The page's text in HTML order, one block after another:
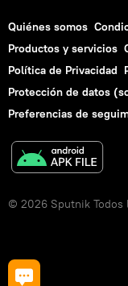
Quiénes somos
Productos y servicios
Política de Privacidad
Protección de datos
Preferencias de
© 2026 Sputnik Todos